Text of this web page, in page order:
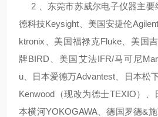
2 、东莞市苏威尔电子仪器主要
德科技Keysight、美国安捷伦
ktronix、美国福禄克Fluke、美国
牌BIRD、美国艾法IFR/马可尼
u、日本爱德万Advantest、日本松
Kenwood（现改为德士TEXIO）、
本横河YOKOGAWA、德国罗德&